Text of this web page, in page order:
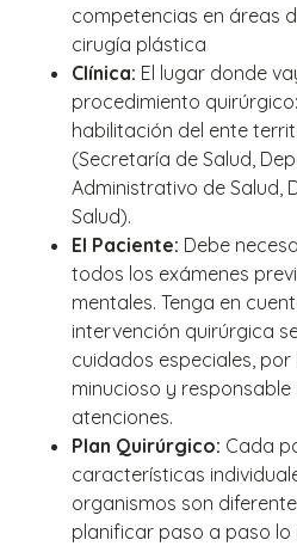
competencias en áreas
cirugía plástica
Clínica: El lugar donde
procedimiento
habilitación del ente
(Secretaría de Salud,
Administrativo de Salud,
Salud).
El Paciente: Debe
todos los exámenes
mentales. Tenga en
intervención quirúrgica
cuidados especiales,
minucioso y
atenciones.
Plan Quirúrgico: Cada
características
organismos son
planificar paso a paso